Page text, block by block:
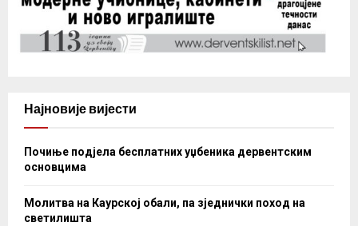
Најновије вијести
Почиње подјела бесплатних уџбеника дервентским
основцима
Молитва на Каурској обали, па зједнички поход на
светилишта